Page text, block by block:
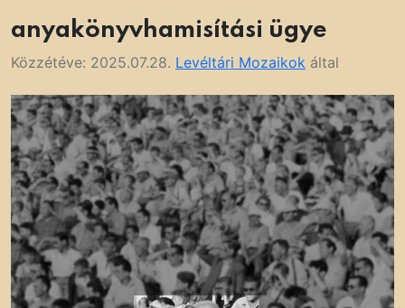
anyakönyvhamisítási ügye
Közzétéve: 2025.07.28. Levéltári Mozaikok által